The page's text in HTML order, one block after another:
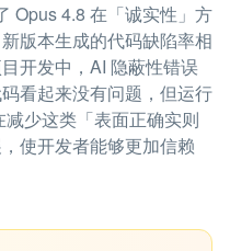
Opus 4.8 在「诚实性」方
版本生成的代码缺陷率相
开发中，AI 隐蔽性错误
看起来没有问题，但运行
少这类「表面正确实则
使开发者能够更加信赖